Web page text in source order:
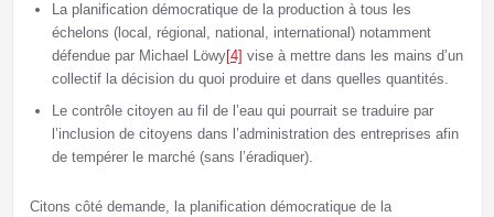
La planification démocratique de la production à tous les
échelons (local, régional, national, international) notamment
défendue par Michael Löwy[4] vise à mettre dans les mains d’un
collectif la décision du quoi produire et dans quelles quantités.
Le contrôle citoyen au fil de l’eau qui pourrait se traduire par
l’inclusion de citoyens dans l’administration des entreprises afin
de tempérer le marché (sans l’éradiquer).
Citons côté demande, la planification démocratique de la